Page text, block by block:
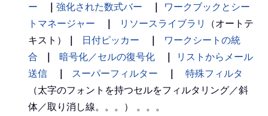
ー
｜ 強化された数式バー ｜
ワークブックとシー
トマネージャー
｜ リソースライブラリ
（オートテ
キスト）
｜ 日付ピッカー ｜
ワークシートの統
合
｜ 暗号化／セルの復号化 ｜
リストからメール
送信
｜ スーパーフィルター ｜
特殊フィルタ
（太字のフォントを持つセルをフィルタリング／斜
体／取り消し線。。。） 。。。